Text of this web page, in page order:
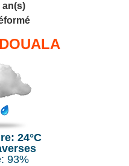
an(s)
24°C
93%